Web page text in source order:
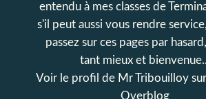
entendu à mes classes de
s'il peut aussi vous rendre
passez sur ces pages par
tant mieux et
Voir le profil de Mr Tribouilloy
Overblog